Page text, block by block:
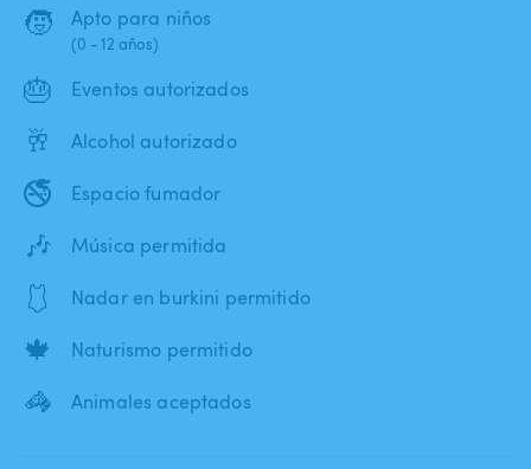
🧒 Apto para niños
(0 - 12 años)
🎂 Eventos autorizados
🥂 Alcohol autorizado
🚭 Espacio fumador
🎶 Música permitida
🩱 Nadar en burkini permitido
🍁 Naturismo permitido
🦓 Animales aceptados